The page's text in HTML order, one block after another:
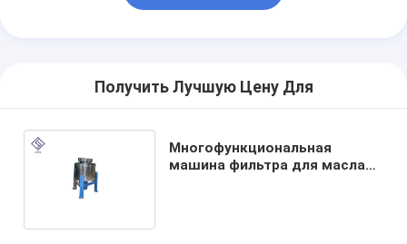
Получить Лучшую Цену Для
Многофункциональная
машина фильтра для масла